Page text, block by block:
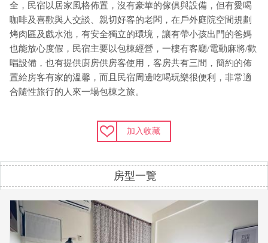
全，民宿以居家風格佈置，沒有豪華的傢俱與設備，但有愛喝
咖啡及喜歡與人交談、親切好客的老闆，在戶外庭院空間規劃
烤肉區及戲水池，有安全獨立的環境，讓有帶小孩出門的爸媽
也能放心度假，民宿主要以包棟經營，一樓有客廳/電動麻將/歡
唱設備，也有提供廚房供房客使用，客房共有三間，簡約的佈
置給房客有家的溫馨，而且民宿周邊吃喝玩樂很便利，非常適
合隨性旅行的人來一場包棟之旅。
加入收藏
房型一覽